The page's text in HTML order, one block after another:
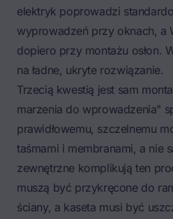
elektryk poprowadzi
wyprowadzeń przy oknach, a
dopiero przy montażu osłon.
na ładne, ukryte rozwiązanie.
Trzecią kwestią jest sam
marzenia do wprowadzenia"
prawidłowemu, szczelnemu
taśmami i membranami, a nie
zewnętrzne komplikują ten
muszą być przykręcone do
ściany, a kaseta musi być